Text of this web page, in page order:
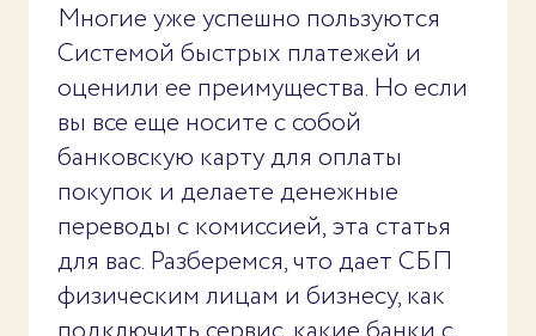
Многие уже успешно пользуются
Системой быстрых платежей и
оценили ее преимущества. Но если
вы все еще носите с собой
банковскую карту для оплаты
покупок и делаете денежные
переводы с комиссией, эта статья
для вас. Разберемся, что дает СБП
физическим лицам и бизнесу, как